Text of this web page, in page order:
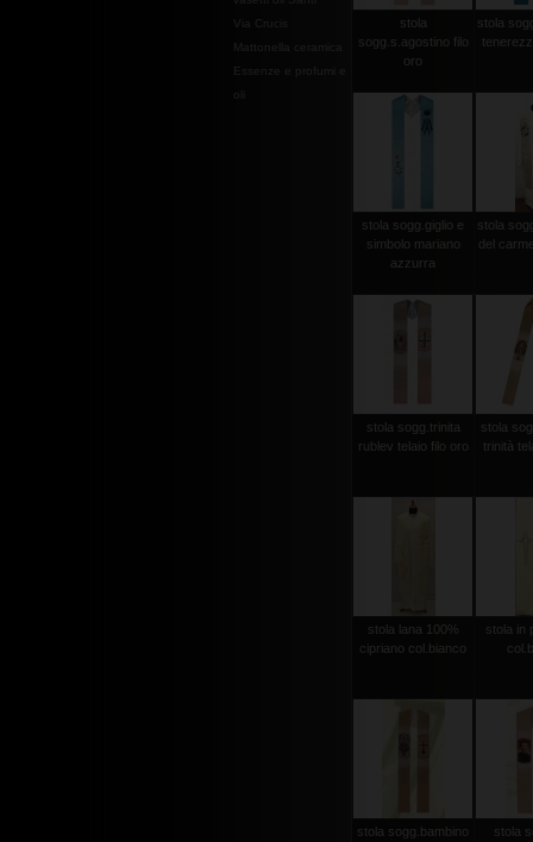
Mattonella ceramica
Essenze e profumi e
stola
sogg.s.agostino filo
oro
stola
stola sogg.giglio e
simbolo mariano
azzurra
stola
del
stola sogg.trinita
rublev telaio filo oro
stola
trinità
stola lana 100%
cipriano col.bianco
stola in
stola sogg.bambino
stola